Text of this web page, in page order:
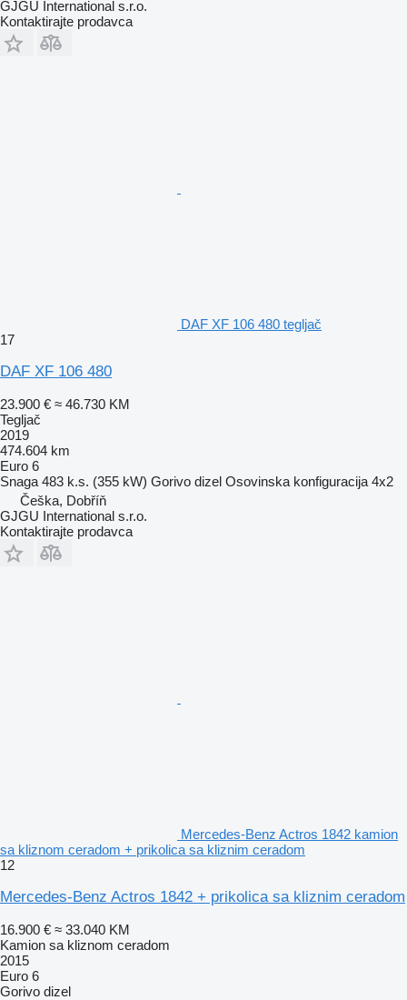
GJGU International s.r.o.
Kontaktirajte prodavca
DAF XF 106 480 tegljač
17
DAF XF 106 480
23.900 € ≈ 46.730 KM
Tegljač
2019
474.604 km
Euro 6
Snaga 483 k.s. (355 kW) Gorivo dizel Osovinska konfiguracija 4x2
Češka, Dobříň
GJGU International s.r.o.
Kontaktirajte prodavca
Mercedes-Benz Actros 1842 kamion
sa kliznom ceradom + prikolica sa kliznim ceradom
12
Mercedes-Benz Actros 1842 + prikolica sa kliznim ceradom
16.900 € ≈ 33.040 KM
Kamion sa kliznom ceradom
2015
Euro 6
Gorivo dizel